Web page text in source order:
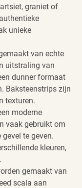
graniet of
unieke
van echte
uitstraling van
dunner formaat
Baksteenstrips zijn
texturen.
moderne
vaak gebruikt om
te geven.
kleuren,
gemaakt van
scala aan